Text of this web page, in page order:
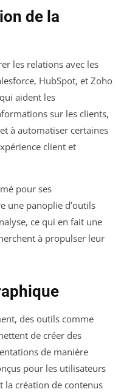
de la
les relations avec les
HubSpot, et Zoho
aident les
sur les clients,
à automatiser certaines
client et
pour ses
une panoplie d’outils
ce qui en fait une
à propulser leur
des outils comme
de créer des
de manière
pour les utilisateurs
la création de contenus